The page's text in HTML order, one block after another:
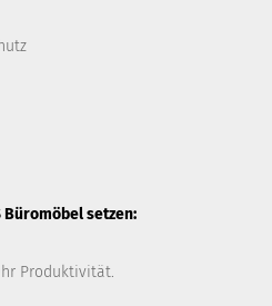
Büromöbel setzen:
Produktivität.